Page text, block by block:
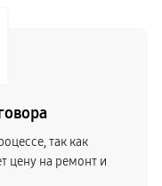
так как
цену на ремонт и